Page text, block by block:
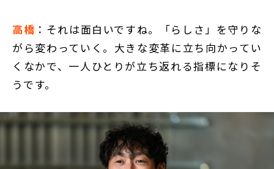
高橋 ：それは面白いですね。「らしさ」を守りな
がら変わっていく。大きな変革に立ち向かってい
くなかで、一人ひとりが立ち返れる指標になりそ
うです。